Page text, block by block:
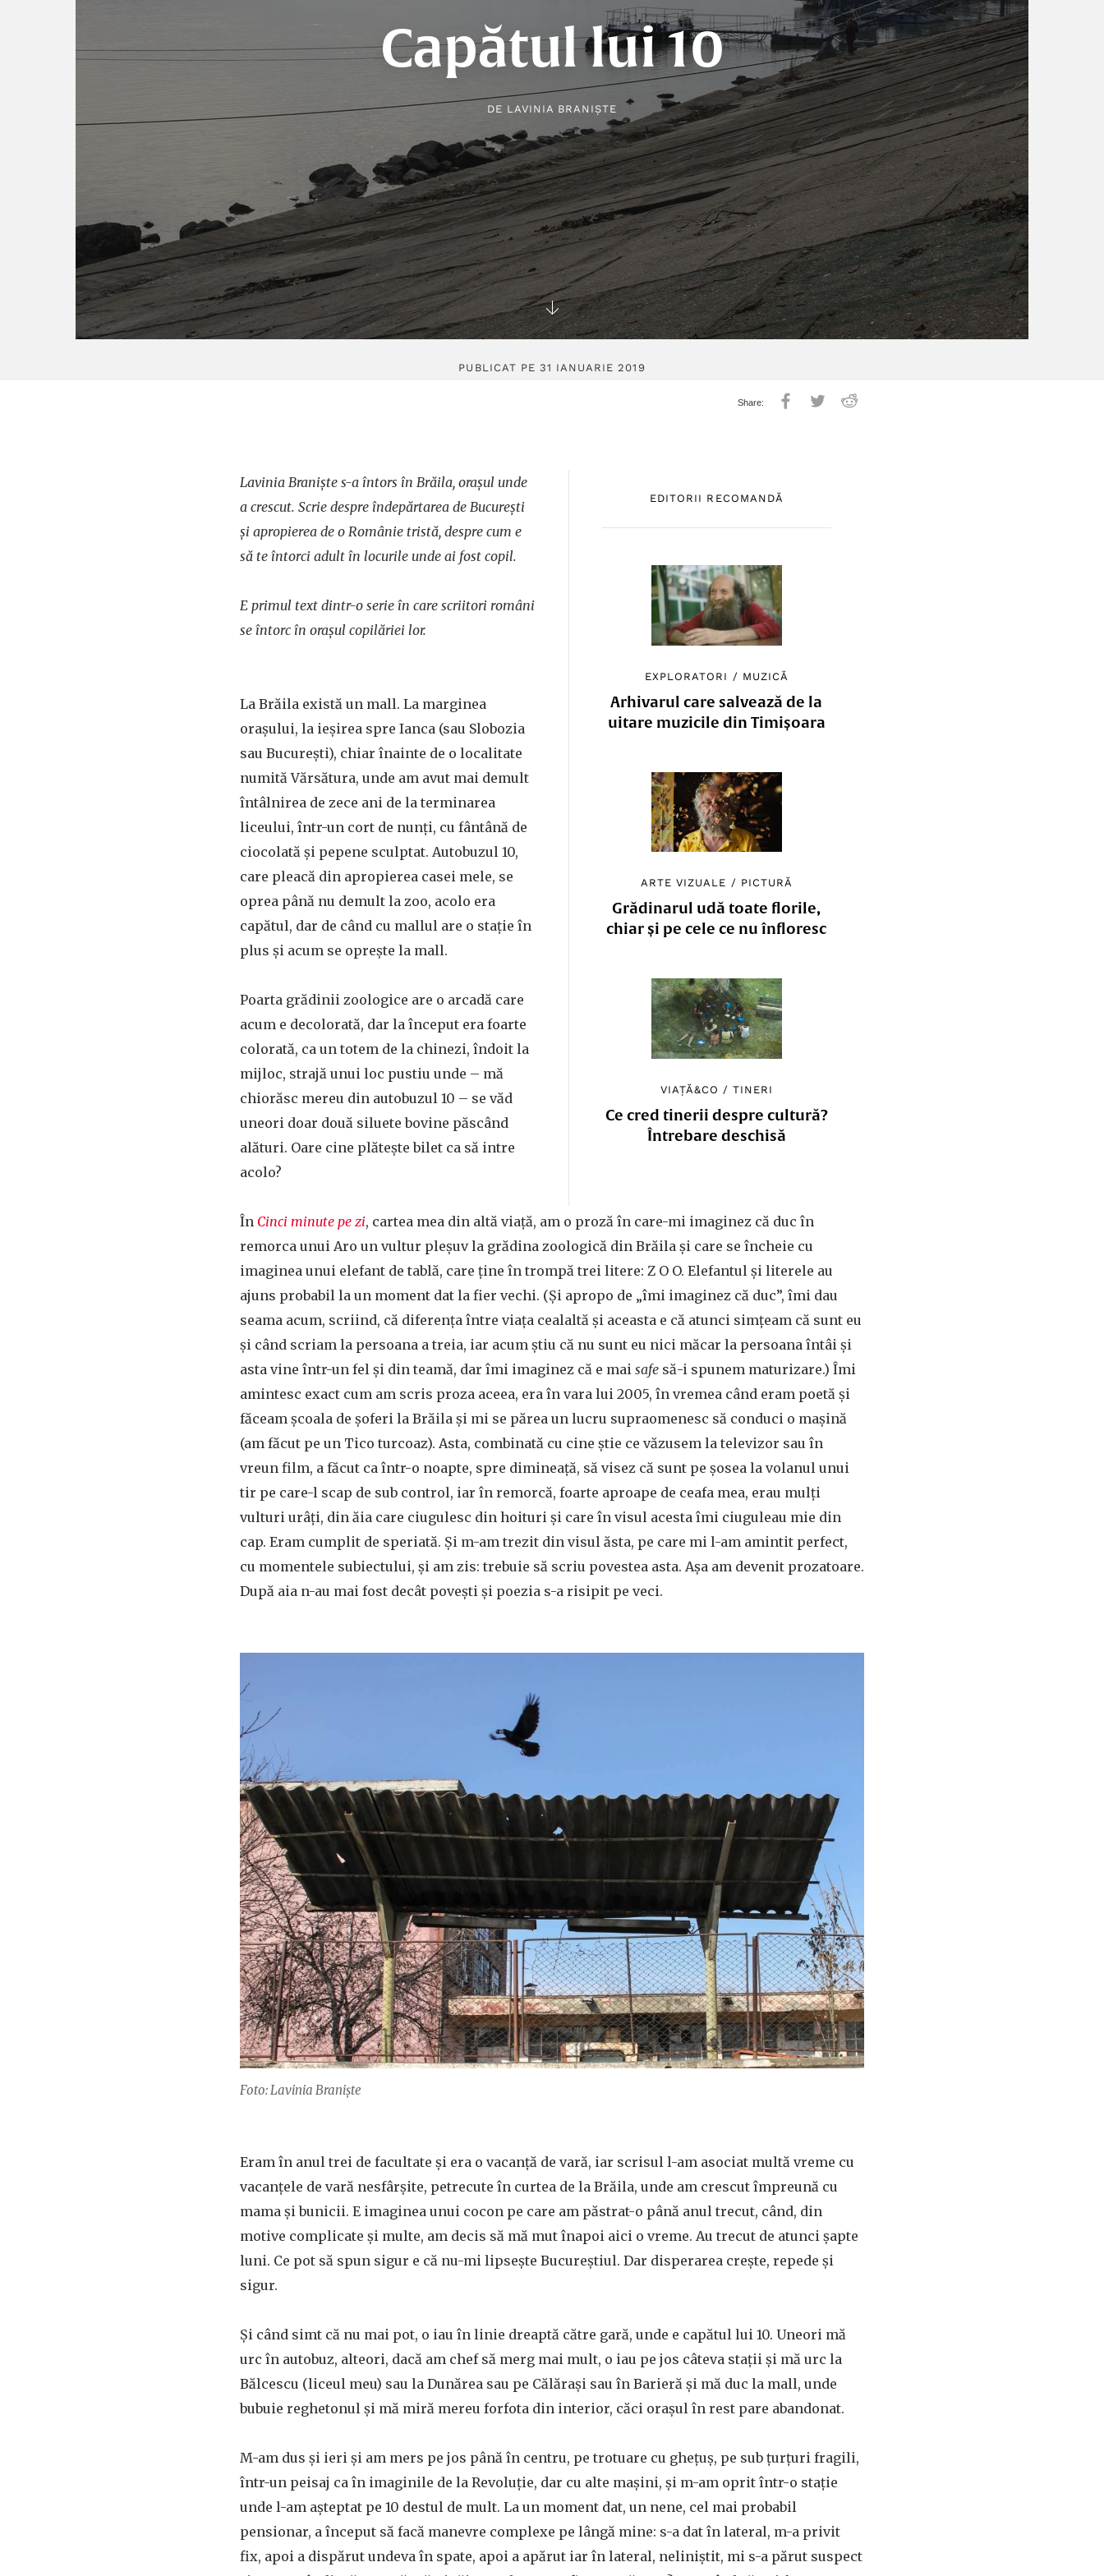
Capătul lui 10
DE LAVINIA BRANIȘTE
PUBLICAT PE 31 IANUARIE 2019
EDITORII RECOMANDĂ
EXPLORATORI / MUZICĂ
Arhivarul care salvează de la
uitare muzicile din Timișoara
ARTE VIZUALE / PICTURĂ
Grădinarul udă toate florile,
chiar și pe cele ce nu înfloresc
VIAȚĂ&CO /TINERI
Ce cred tinerii despre cultură?
Întrebare deschisă
Lavinia Braniște s-a întors în Brăila, orașul unde
a crescut. Scrie despre îndepărtarea de București
și apropierea de o Românie tristă, despre cum e
să te întorci adult în locurile unde ai fost copil.
E primul text dintr-o serie în care scriitori români
se întorc în orașul copilăriei lor.
La Brăila există un mall. La marginea
orașului, la ieșirea spre Ianca (sau Slobozia
sau București), chiar înainte de o localitate
numită Vărsătura, unde am avut mai demult
întâlnirea de zece ani de la terminarea
liceului, într-un cort de nunți, cu fântână de
ciocolată și pepene sculptat. Autobuzul 10,
care pleacă din apropierea casei mele, se
oprea până nu demult la zoo, acolo era
capătul, dar de când cu mallul are o stație în
plus și acum se oprește la mall.
Poarta grădinii zoologice are o arcadă care
acum e decolorată, dar la început era foarte
colorată, ca un totem de la chinezi, îndoit la
mijloc, strajă unui loc pustiu unde – mă
chiorăsc mereu din autobuzul 10 – se văd
uneori doar două siluete bovine păscând
alături. Oare cine plătește bilet ca să intre
acolo?
În Cinci minute pe zi, cartea mea din altă viață, am o proză în care-mi imaginez că duc în
remorca unui Aro un vultur pleșuv la grădina zoologică din Brăila și care se încheie cu
imaginea unui elefant de tablă, care ține în trompă trei litere: Z O O. Elefantul și literele au
ajuns probabil la un moment dat la fier vechi. (Și apropo de „îmi imaginez că duc”, îmi dau
seama acum, scriind, că diferența între viața cealaltă și aceasta e că atunci simțeam că sunt eu
și când scriam la persoana a treia, iar acum știu că nu sunt eu nici măcar la persoana întâi și
asta vine într-un fel și din teamă, dar îmi imaginez că e mai safe să-i spunem maturizare.) Îmi
amintesc exact cum am scris proza aceea, era în vara lui 2005, în vremea când eram poetă și
făceam școala de șoferi la Brăila și mi se părea un lucru supraomenesc să conduci o mașină
(am făcut pe un Tico turcoaz). Asta, combinată cu cine știe ce văzusem la televizor sau în
vreun film, a făcut ca într-o noapte, spre dimineață, să visez că sunt pe șosea la volanul unui
tir pe care-l scap de sub control, iar în remorcă, foarte aproape de ceafa mea, erau mulți
vulturi urâți, din ăia care ciugulesc din hoituri și care în visul acesta îmi ciuguleau mie din
cap. Eram cumplit de speriată. Și m-am trezit din visul ăsta, pe care mi l-am amintit perfect,
cu momentele subiectului, și am zis: trebuie să scriu povestea asta. Așa am devenit prozatoare.
După aia n-au mai fost decât povești și poezia s-a risipit pe veci.
Foto: Lavinia Braniște
Eram în anul trei de facultate și era o vacanță de vară, iar scrisul l-am asociat multă vreme cu
vacanțele de vară nesfârșite, petrecute în curtea de la Brăila, unde am crescut împreună cu
mama și bunicii. E imaginea unui cocon pe care am păstrat-o până anul trecut, când, din
motive complicate și multe, am decis să mă mut înapoi aici o vreme. Au trecut de atunci șapte
luni. Ce pot să spun sigur e că nu-mi lipsește Bucureștiul. Dar disperarea crește, repede și
sigur.
Și când simt că nu mai pot, o iau în linie dreaptă către gară, unde e capătul lui 10. Uneori mă
urc în autobuz, alteori, dacă am chef să merg mai mult, o iau pe jos câteva stații și mă urc la
Bălcescu (liceul meu) sau la Dunărea sau pe Călărași sau în Barieră și mă duc la mall, unde
bubuie reghetonul și mă miră mereu forfota din interior, căci orașul în rest pare abandonat.
M-am dus și ieri și am mers pe jos până în centru, pe trotuare cu ghețuș, pe sub țurțuri fragili,
într-un peisaj ca în imaginile de la Revoluție, dar cu alte mașini, și m-am oprit într-o stație
unde l-am așteptat pe 10 destul de mult. La un moment dat, un nene, cel mai probabil
pensionar, a început să facă manevre complexe pe lângă mine: s-a dat în lateral, m-a privit
fix, apoi a dispărut undeva în spate, apoi a apărut iar în lateral, neliniștit, mi s-a părut suspect